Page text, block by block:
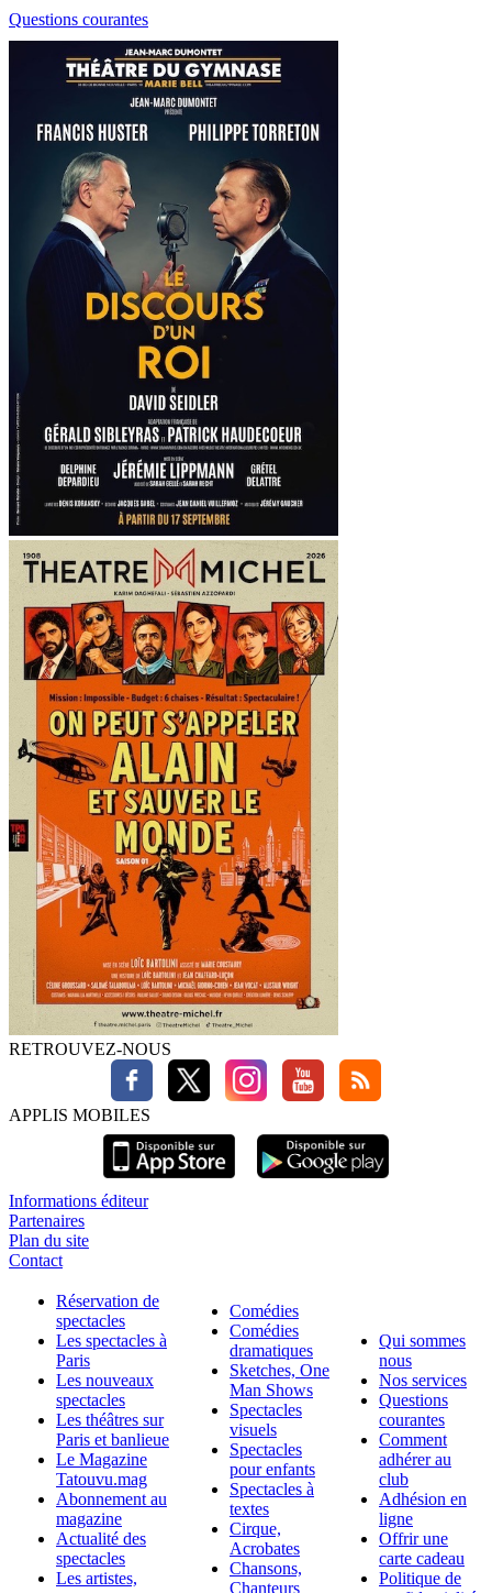
Questions courantes
RETROUVEZ-NOUS
APPLIS MOBILES
Informations éditeur
Partenaires
Plan du site
Contact
Réservation de
spectacles
Les spectacles à
Paris
Les nouveaux
spectacles
Les théâtres sur
Paris et banlieue
Le Magazine
Tatouvu.mag
Abonnement au
magazine
Actualité des
spectacles
Les artistes,
Comédies
Comédies
dramatiques
Sketches, One
Man Shows
Spectacles
visuels
Spectacles
pour enfants
Spectacles à
textes
Cirque,
Acrobates
Chansons,
Chanteurs
Qui sommes
nous
Nos services
Questions
courantes
Comment
adhérer au
club
Adhésion en
ligne
Offrir une
carte cadeau
Politique de